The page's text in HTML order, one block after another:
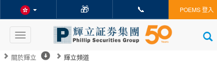
🎁 📞 POEMS 登入
Toggle
navigation
關於輝立 輝立頻道